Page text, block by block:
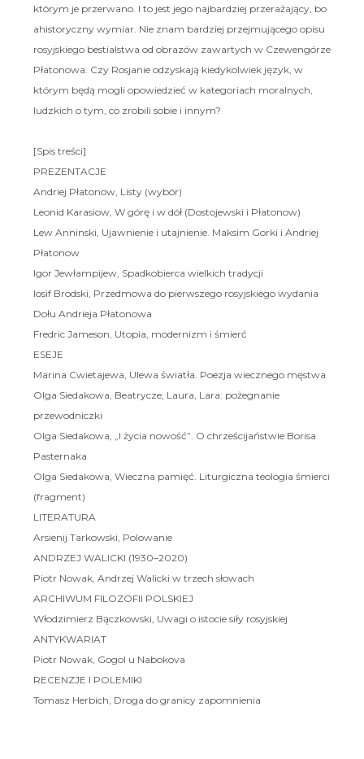
którym je przerwano. I to jest jego najbardziej przerażający, bo
ahistoryczny wymiar. Nie znam bardziej przejmującego opisu
rosyjskiego bestialstwa od obrazów zawartych w Czewengórze
Płatonowa. Czy Rosjanie odzyskają kiedykolwiek język, w
którym będą mogli opowiedzieć w kategoriach moralnych,
ludzkich o tym, co zrobili sobie i innym?
[Spis treści]
PREZENTACJE
Andriej Płatonow, Listy (wybór)
Leonid Karasiow, W górę i w dół (Dostojewski i Płatonow)
Lew Anninski, Ujawnienie i utajnienie. Maksim Gorki i Andriej
Płatonow
Igor Jewłampijew, Spadkobierca wielkich tradycji
Iosif Brodski, Przedmowa do pierwszego rosyjskiego wydania
Dołu Andrieja Płatonowa
Fredric Jameson, Utopia, modernizm i śmierć
ESEJE
Marina Cwietajewa, Ulewa światła. Poezja wiecznego męstwa
Olga Siedakowa, Beatrycze, Laura, Lara: pożegnanie
przewodniczki
Olga Siedakowa, „I życia nowość”. O chrześcijaństwie Borisa
Pasternaka
Olga Siedakowa, Wieczna pamięć. Liturgiczna teologia śmierci
(fragment)
LITERATURA
Arsienij Tarkowski, Polowanie
ANDRZEJ WALICKI (1930–2020)
Piotr Nowak, Andrzej Walicki w trzech słowach
ARCHIWUM FILOZOFII POLSKIEJ
Włodzimierz Bączkowski, Uwagi o istocie siły rosyjskiej
ANTYKWARIAT
Piotr Nowak, Gogol u Nabokova
RECENZJE I POLEMIKI
Tomasz Herbich, Droga do granicy zapomnienia